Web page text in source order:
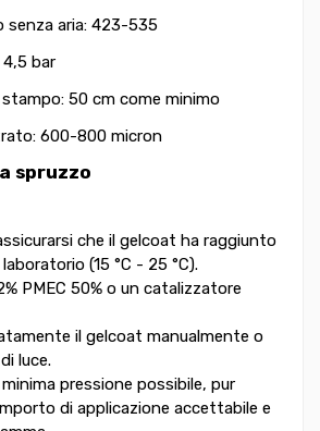
senza aria: 423-535
4,5 bar
50 cm come minimo
600-800 micron
spruzzo
che il gelcoat ha raggiunto
(15 °C - 25 °C).
PMEC 50% o un catalizzatore
il gelcoat manualmente o
luce.
pressione possibile, pur
di applicazione accettabile e